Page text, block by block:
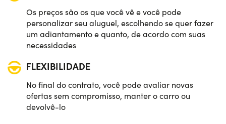
Os preços são os que você vê e você pode
personalizar seu aluguel, escolhendo se quer fazer
um adiantamento e quanto, de acordo com suas
necessidades
FLEXIBILIDADE
No final do contrato, você pode avaliar novas
ofertas sem compromisso, manter o carro ou
devolvê-lo